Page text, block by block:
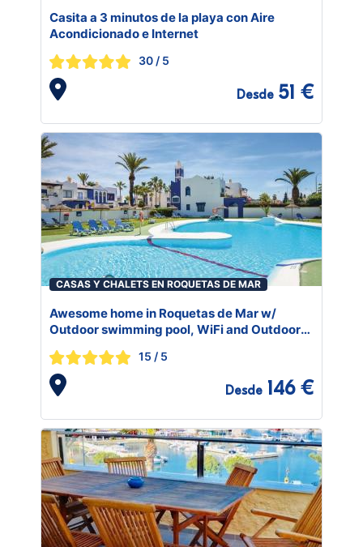
Casita a 3 minutos de la playa con Aire
Acondicionado e Internet
30 / 5
Desde 51 €
CASAS Y CHALETS EN ROQUETAS DE MAR
Awesome home in Roquetas de Mar w/
Outdoor swimming pool, WiFi and Outdoor
15 / 5
Desde 146 €